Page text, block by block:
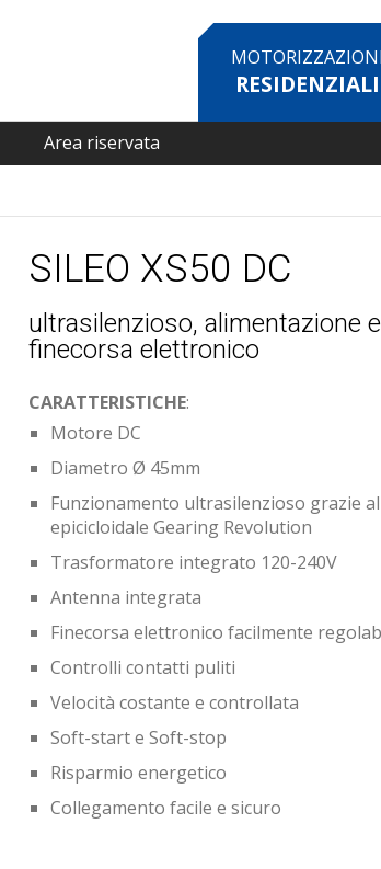
MOTORIZZAZIONI
RESIDENZIALI
Area riservata
SILEO XS50 DC
ultrasilenzioso, alimentazione
finecorsa elettronico
CARATTERISTICHE:
Motore DC
Diametro Ø 45mm
Funzionamento ultrasilenzioso grazie
epicicloidale Gearing Revolution
Trasformatore integrato 120-240V
Antenna integrata
Finecorsa elettronico facilmente
Controlli contatti puliti
Velocità costante e controllata
Soft-start e Soft-stop
Risparmio energetico
Collegamento facile e sicuro